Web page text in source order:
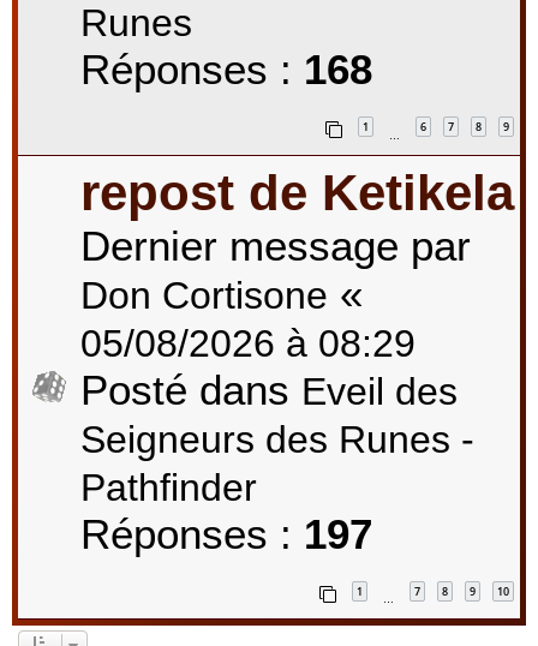
Runes
Réponses : 168
1 6 7 8 9
repost de Ketikela
Dernier message par
Don Cortisone «
05/08/2026 à 08:29
Posté dans Eveil des
Seigneurs des Runes -
Pathfinder
Réponses : 197
1
…
7 8 9 10